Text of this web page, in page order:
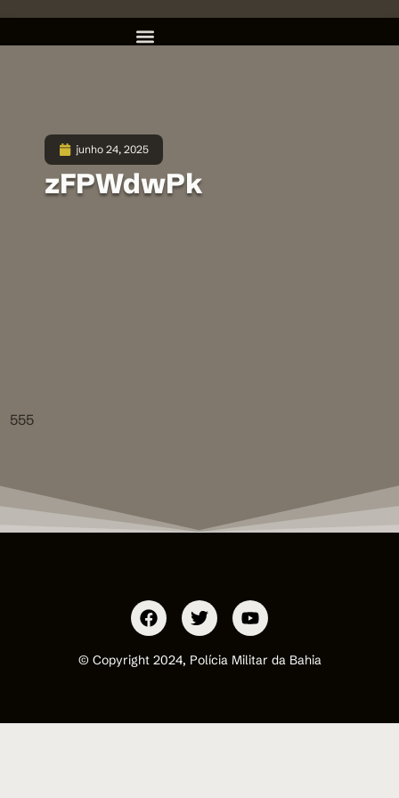
junho 24, 2025
zFPWdwPk
555
© Copyright 2024, Polícia Militar da Bahia